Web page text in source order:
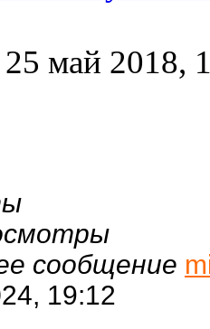
май 2018,
сообщение
19:12